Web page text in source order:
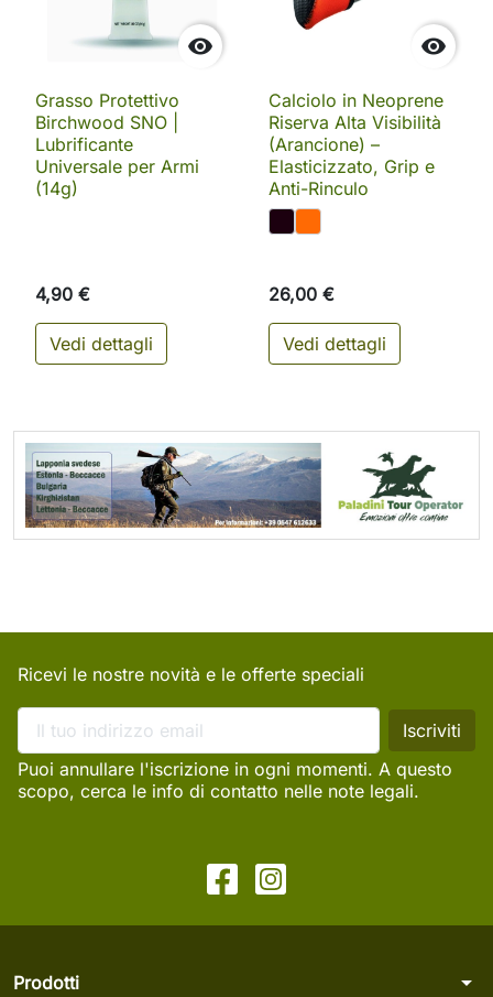

Grasso Protettivo
Birchwood SNO |
Lubrificante
Universale per Armi
(14g)
4,90 €
Vedi dettagli

Calciolo in Neoprene
Riserva Alta Visibilità
(Arancione) –
Elasticizzato, Grip e
Anti-Rinculo
26,00 €
Vedi dettagli
Ricevi le nostre novità e le offerte speciali
Puoi annullare l'iscrizione in ogni momenti. A questo
scopo, cerca le info di contatto nelle note legali.
Prodotti arrow_drop_down